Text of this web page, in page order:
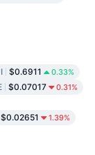
$0.6911 0.33%
$0.07017 0.31%
$0.02651 1.39%